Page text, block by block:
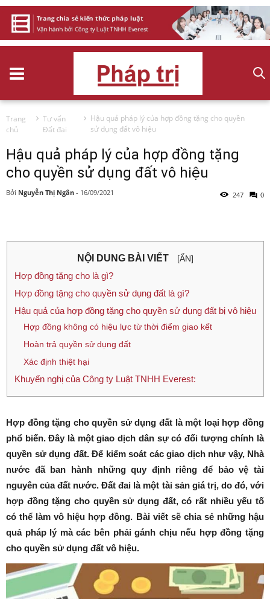
Trang
chủ
Tư vấn
Đất đai
Hậu quả pháp lý của hợp đồng tặng cho quyền
sử dụng đất vô hiệu
Hậu quả pháp lý của hợp đồng tặng
cho quyền sử dụng đất vô hiệu
Bởi Nguyễn Thị Ngân - 16/09/2021 247 0
NỘI DUNG BÀI VIẾT [ẨN]
Hợp đồng tặng cho là gì?
Hợp đồng tặng cho quyền sử dụng đất là gì?
Hậu quả của hợp đồng tặng cho quyền sử dụng đất bị vô hiệu
Hợp đồng không có hiệu lực từ thời điểm giao kết
Hoàn trả quyền sử dụng đất
Xác định thiệt hại
Khuyến nghị của Công ty Luật TNHH Everest:
Hợp đồng tặng cho quyền sử dụng đất là một loại hợp đồng
phổ biến. Đây là một giao dịch dân sự có đối tượng chính là
quyền sử dụng đất. Để kiểm soát các giao dịch như vậy, Nhà
nước đã ban hành những quy định riêng để bảo vệ tài
nguyên của đất nước. Đất đai là một tài sản giá trị, do đó, với
hợp đồng tặng cho quyền sử dụng đất, có rất nhiều yếu tố
có thể làm vô hiệu hợp đồng. Bài viết sẽ chia sẻ những hậu
quả pháp lý mà các bên phải gánh chịu nếu hợp đồng tặng
cho quyền sử dụng đất vô hiệu.